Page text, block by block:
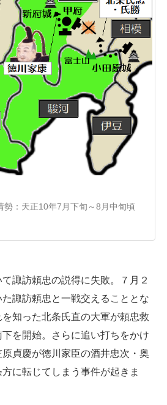
勢：天正10年7月下旬～8月中旬頃
諏訪頼忠の説得に失敗。７月２
諏訪頼忠と一戦交えることとな
知った北条氏直の大軍が頼忠救
を開始。さらに追い打ちをかけ
貞慶が徳川家臣の酒井忠次・奥
に転じてしまう事件が起きま